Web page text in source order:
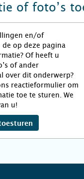
of foto’s
en/of
op deze pagina
Of heeft u
of ander
over dit onderwerp?
reactieformulier om
toe te sturen. We
u!